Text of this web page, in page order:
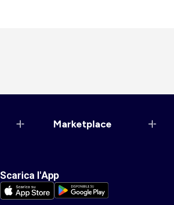
Marketplace
Scarica l'App